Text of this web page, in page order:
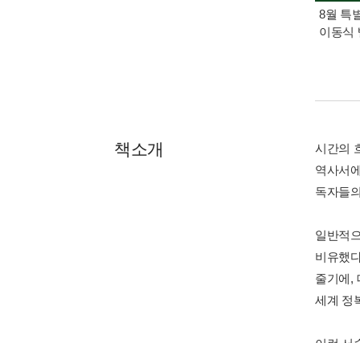
8월 특
이동식
책소개
시간의
역사서
독자들
일반적
비유했
줄기에,
세계 정